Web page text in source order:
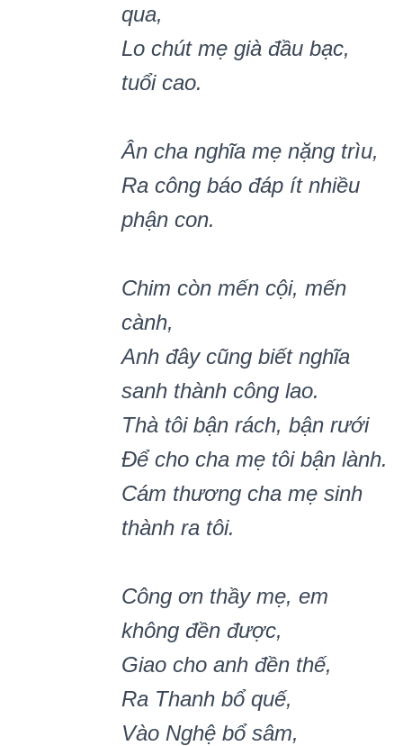
qua,
Lo chút mẹ già đầu bạc,
tuổi cao.
Ân cha nghĩa mẹ nặng trìu,
Ra công báo đáp ít nhiều
phận con.
Chim còn mến cội, mến
cành,
Anh đây cũng biết nghĩa
sanh thành công lao.
Thà tôi bận rách, bận rưới
Để cho cha mẹ tôi bận lành.
Cám thương cha mẹ sinh
thành ra tôi.
Công ơn thầy mẹ, em
không đền được,
Giao cho anh đền thế,
Ra Thanh bổ quế,
Vào Nghệ bổ sâm,